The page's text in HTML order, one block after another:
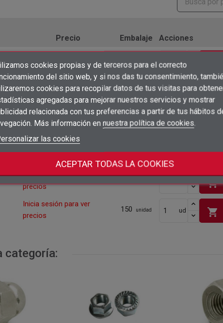
Añadir a la lista de deseos×
add_circle_outline
Crear lista de deseos ×
Nombre de la lista de deseos
Crear lista de deseos
Iniciar sesión ×
Debe iniciar sesión para guardar productos en su lista de deseos.
cookies propias y de terceros para el correcto
del sitio web, y si nos das tu consentimiento,
cookies para recopilar datos de tus visitas para
agregadas para mejorar nuestros servicios y mostrar
relacionada con tus preferencias a partir de tus hábitos
Más información en nuestra política de cookies.
las cookies
ACEPTAR TODAS LA COOKIES
Precio Embalaje Acciones
precios
unidad
ud
Inicia sesión para ver
precios
2000
unidad
ud shopping_cart
Inicia sesión para ver
precios
1000
unidad
ud
Inicia sesión para ver
500 unidad ud shopping_cart
Inicia sesión para ver
precios
shopping_cart
Inicia sesión para ver
precios
150 unidad ud shopping_cart
categoría: